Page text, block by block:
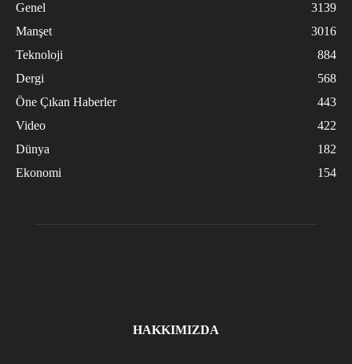
Genel
3139
Manşet
3016
Teknoloji
884
Dergi
568
Öne Çıkan Haberler
443
Video
422
Dünya
182
Ekonomi
154
HAKKIMIZDA